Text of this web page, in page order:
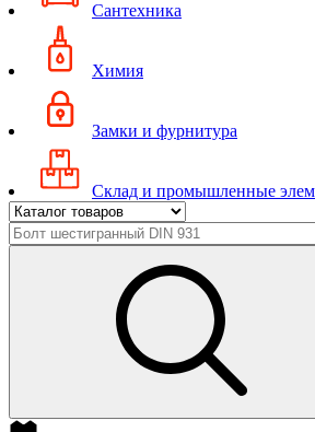
Сантехника
Химия
Замки и фурнитура
Склад и промышленные